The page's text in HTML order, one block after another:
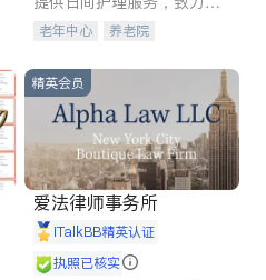
通过持续的护理创新来有效
老年中心 养老院
精英会员
爱法律师事务所
iTalkBB精英认证
执照已核实